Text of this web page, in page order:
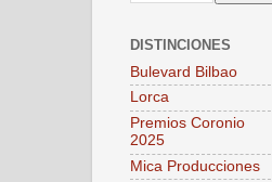
DISTINCIONES
Bulevard Bilbao
Lorca
Premios Coronio
2025
Mica Producciones